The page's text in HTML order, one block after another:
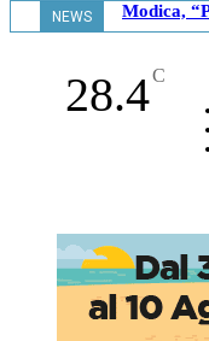
NEWS Modica,
28.4C